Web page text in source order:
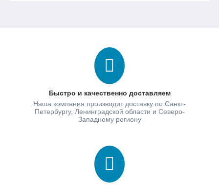
Быстро и качественно доставляем
Наша компания производит доставку по Санкт-
Петербургу, Ленинградской области и Северо-
Западному региону